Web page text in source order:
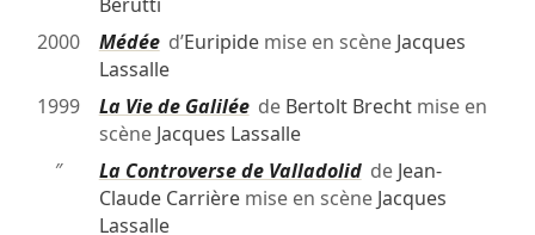
2000
Médéed’Euripidemise en scène Jacques
Lassalle
1999
La Vie de Galiléede Bertolt Brechtmise en
scène Jacques Lassalle
″
La Controverse de Valladolidde Jean-
Claude Carrièremise en scène Jacques
Lassalle